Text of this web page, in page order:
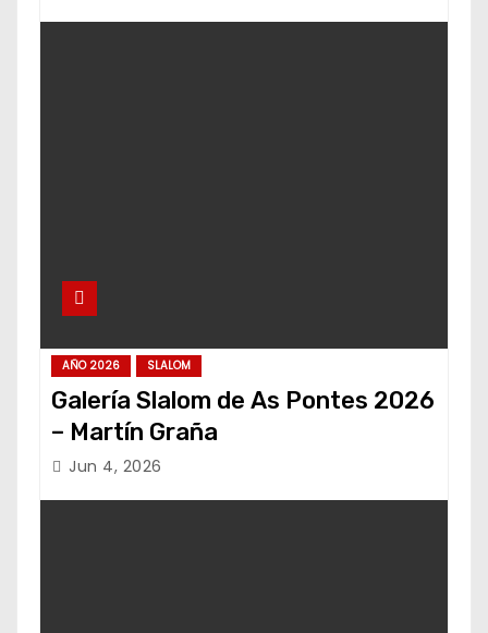
AÑO 2026 SLALOM
Galería Slalom de As Pontes 2026
– Martín Graña
Jun 4, 2026